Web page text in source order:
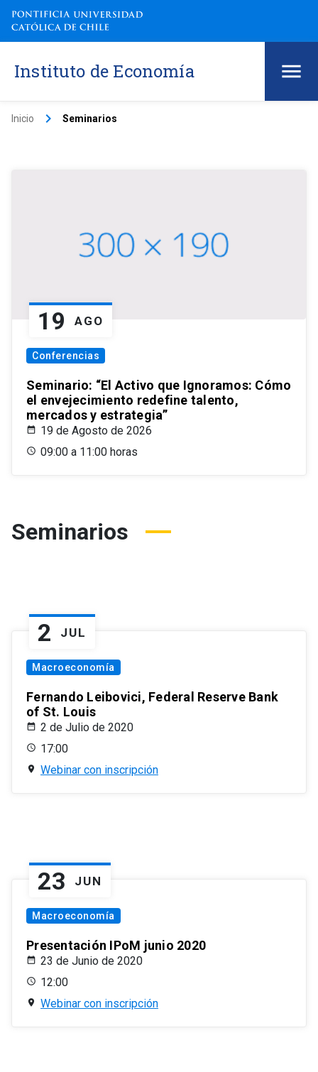
Instituto de Economía
Inicio keyboard_arrow_right Seminarios
19 AGO
Conferencias
Seminario: “El Activo que Ignoramos: Cómo
el envejecimiento redefine talento,
mercados y estrategia”
19 de Agosto de 2026
09:00 a 11:00 horas
Seminarios
2 JUL
Macroeconomía
Fernando Leibovici, Federal Reserve Bank
of St. Louis
2 de Julio de 2020
17:00
Webinar con inscripción
23 JUN
Macroeconomía
Presentación IPoM junio 2020
23 de Junio de 2020
12:00
Webinar con inscripción